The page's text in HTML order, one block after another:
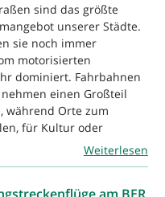
sind das größte
unserer Städte.
sie noch immer
motorisierten
dominiert. Fahrbahnen
einen Großteil
während Orte zum
für Kultur oder
Weiterlesen